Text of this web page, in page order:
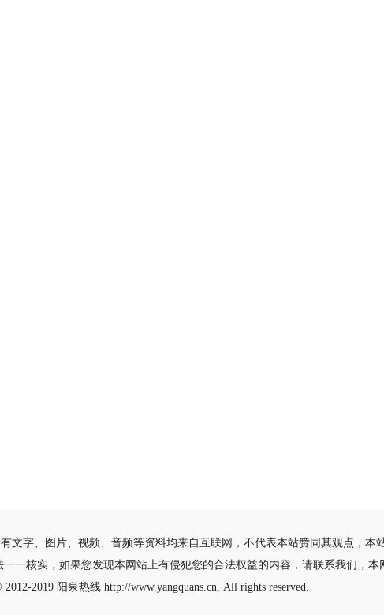
文字、图片、视频、音频等资料均来自互联网，不代表本站赞同其观点，
一一核实，如果您发现本网站上有侵犯您的合法权益的内容，请联系我们，本
2019 阳泉热线 http://www.yangquans.cn, All rights reserved.